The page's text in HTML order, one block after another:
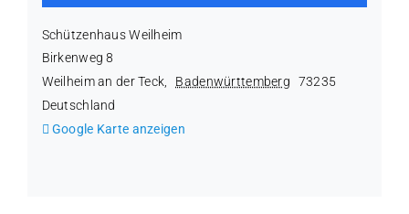
Schützenhaus Weilheim
Birkenweg 8
Weilheim an der Teck
Badenwürttemberg
73235
Deutschland
Google Karte anzeigen